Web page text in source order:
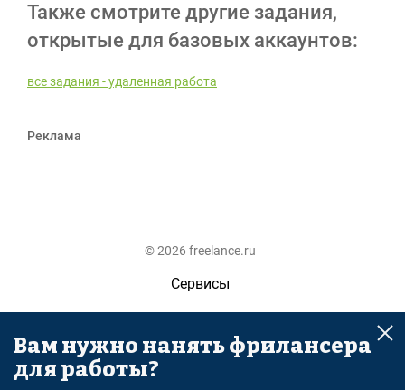
Также смотрите другие задания,
открытые для базовых аккаунтов:
все задания - удаленная работа
Реклама
© 2026 freelance.ru
Сервисы
Помощь
Поиск
Вам нужно нанять фрилансера
для работы?